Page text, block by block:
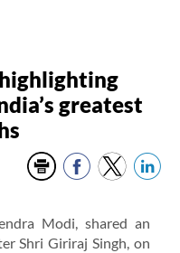
greatest
Modi, shared an
Shri Giriraj Singh, on